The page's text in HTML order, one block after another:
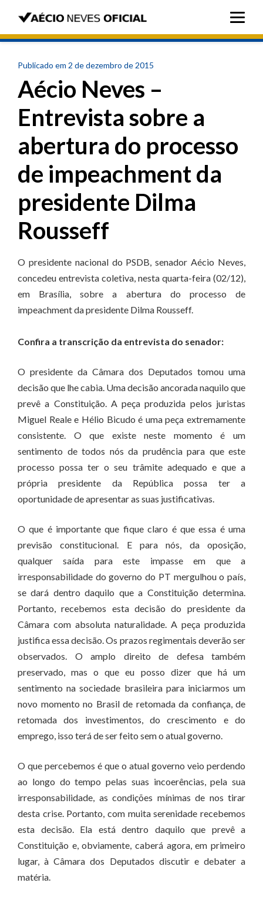
Publicado em 2 de dezembro de 2015
Aécio Neves –
Entrevista sobre a
abertura do processo
de impeachment da
presidente Dilma
Rousseff
O presidente nacional do PSDB, senador Aécio Neves,
concedeu entrevista coletiva, nesta quarta-feira (02/12),
em Brasília, sobre a abertura do processo de
impeachment da presidente Dilma Rousseff.
Confira a transcrição da entrevista do senador:
O presidente da Câmara dos Deputados tomou uma
decisão que lhe cabia. Uma decisão ancorada naquilo que
prevê a Constituição. A peça produzida pelos juristas
Miguel Reale e Hélio Bicudo é uma peça extremamente
consistente. O que existe neste momento é um
sentimento de todos nós da prudência para que este
processo possa ter o seu trâmite adequado e que a
própria presidente da República possa ter a
oportunidade de apresentar as suas justificativas.
O que é importante que fique claro é que essa é uma
previsão constitucional. E para nós, da oposição,
qualquer saída para este impasse em que a
irresponsabilidade do governo do PT mergulhou o país,
se dará dentro daquilo que a Constituição determina.
Portanto, recebemos esta decisão do presidente da
Câmara com absoluta naturalidade. A peça produzida
justifica essa decisão. Os prazos regimentais deverão ser
observados. O amplo direito de defesa também
preservado, mas o que eu posso dizer que há um
sentimento na sociedade brasileira para iniciarmos um
novo momento no Brasil de retomada da confiança, de
retomada dos investimentos, do crescimento e do
emprego, isso terá de ser feito sem o atual governo.
O que percebemos é que o atual governo veio perdendo
ao longo do tempo pelas suas incoerências, pela sua
irresponsabilidade, as condições mínimas de nos tirar
desta crise. Portanto, com muita serenidade recebemos
esta decisão. Ela está dentro daquilo que prevê a
Constituição e, obviamente, caberá agora, em primeiro
lugar, à Câmara dos Deputados discutir e debater a
matéria.